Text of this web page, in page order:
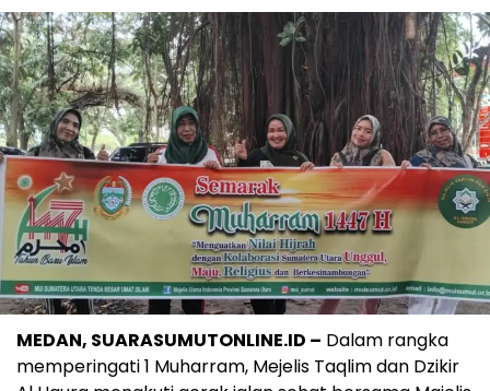
MEDAN, SUARASUMUTONLINE.ID – Dalam rangka
memperingati 1 Muharram, Mejelis Taqlim dan Dzikir